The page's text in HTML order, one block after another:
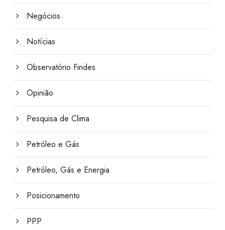
Negócios
Notícias
Observatório Findes
Opinião
Pesquisa de Clima
Petróleo e Gás
Petróleo, Gás e Energia
Posicionamento
PPP